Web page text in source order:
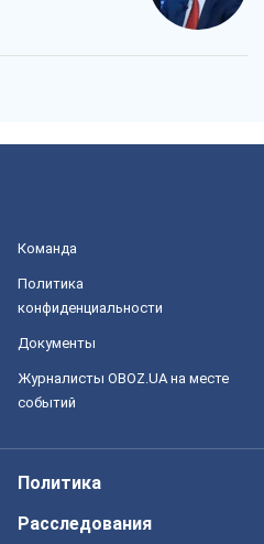
Команда
Политика
конфиденциальности
Документы
Журналисты OBOZ.UA на месте
событий
Политика
Расследования